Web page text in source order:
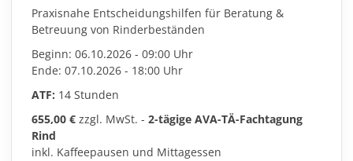
Praxisnahe Entscheidungshilfen für Beratung &
Betreuung von Rinderbeständen
Beginn: 06.10.2026 - 09:00 Uhr
Ende: 07.10.2026 - 18:00 Uhr
ATF: 14 Stunden
655,00 € zzgl. MwSt. - 2-tägige AVA-TÄ-Fachtagung
Rind
inkl. Kaffeepausen und Mittagessen